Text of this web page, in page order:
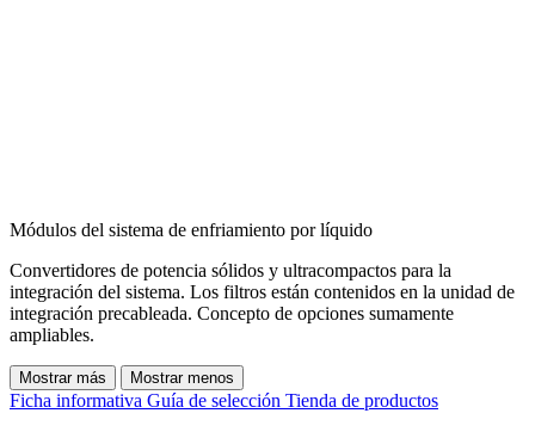
Módulos del sistema de enfriamiento por líquido
Convertidores de potencia sólidos y ultracompactos para la
integración del sistema. Los filtros están contenidos en la unidad de
integración precableada. Concepto de opciones sumamente
ampliables.
Mostrar más Mostrar menos
Ficha informativa Guía de selección Tienda de productos